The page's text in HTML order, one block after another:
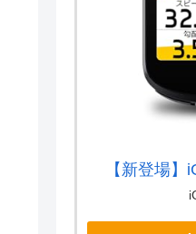
【新登場